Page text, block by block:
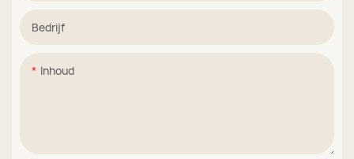
Bedrijf
Inhoud